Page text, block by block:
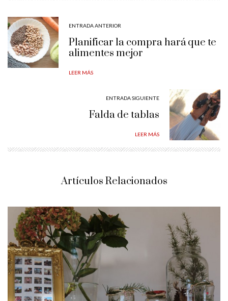
ENTRADA ANTERIOR
Planificar la compra hará que te
alimentes mejor
LEER MÁS
ENTRADA SIGUIENTE
Falda de tablas
LEER MÁS
Artículos Relacionados